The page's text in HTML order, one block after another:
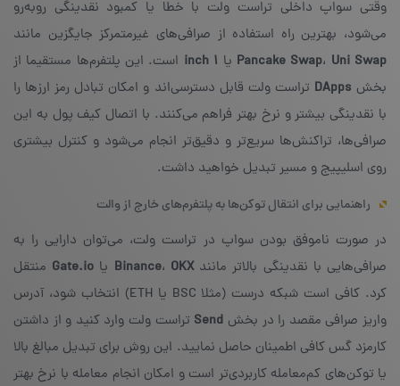
وقتی سواپ داخلی تراست ولت با خطا یا کمبود نقدینگی روبه‌رو
می‌شود، بهترین راه استفاده از صرافی‌های غیرمتمرکز جایگزین مانند
Pancake Swap، Uni Swap یا ۱ inch
است. این پلتفرم‌ها مستقیما از
بخش DApps تراست ولت قابل دسترسی‌اند و امکان تبادل رمز ارزها را
با نقدینگی بیشتر و نرخ بهتر فراهم می‌کنند. با اتصال کیف پول به این
صرافی‌ها، تراکنش‌ها سریع‌تر و دقیق‌تر انجام می‌شود و کنترل بیشتری
روی اسلیپیج و مسیر تبدیل خواهید داشت.
راهنمایی برای انتقال توکن‌ها به پلتفرم‌های خارج از والت
در صورت ناموفق بودن سواپ در تراست ولت، می‌توان دارایی را به
صرافی‌هایی با نقدینگی بالاتر مانند
Binance، OKX یا Gate.io منتقل
کرد. کافی است شبکه درست (مثلا BSC یا ETH) انتخاب شود، آدرس
واریز صرافی مقصد را در بخش Send تراست ولت وارد کنید و از داشتن
کارمزد گس کافی اطمینان حاصل نمایید. این روش برای تبدیل مبالغ بالا
یا توکن‌های کم‌معامله کاربردی‌تر است و امکان انجام معامله با نرخ بهتر